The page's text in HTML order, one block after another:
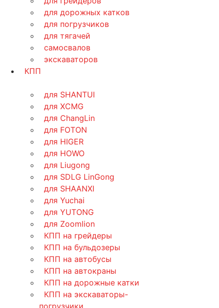
для дорожных катков
для погрузчиков
для тягачей
самосвалов
экскаваторов
КПП
для SHANTUI
для XCMG
для ChangLin
для FOTON
для HIGER
для HOWO
для Liugong
для SDLG LinGong
для SHAANXI
для Yuchai
для YUTONG
для Zoomlion
КПП на грейдеры
КПП на бульдозеры
КПП на автобусы
КПП на автокраны
КПП на дорожные катки
КПП на экскаваторы-
погрузчики